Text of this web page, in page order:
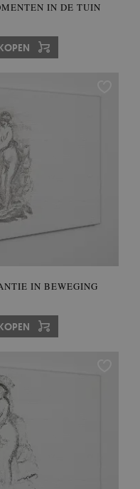
IN DE TUIN
IN BEWEGING